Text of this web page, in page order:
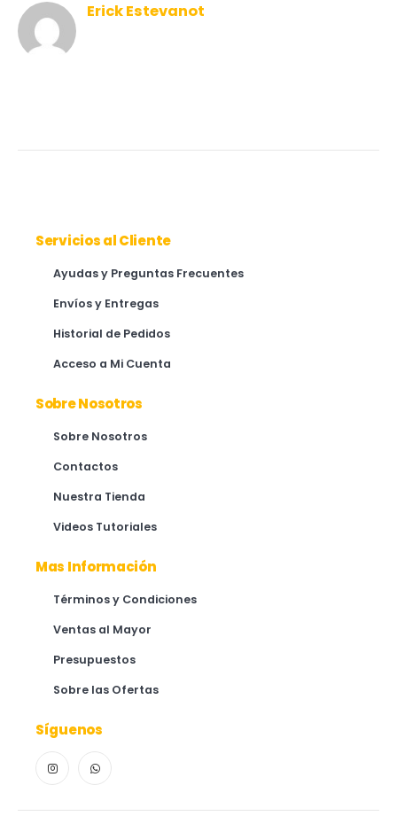
Erick Estevanot
Servicios al Cliente
Ayudas y Preguntas Frecuentes
Envíos y Entregas
Historial de Pedidos
Acceso a Mi Cuenta
Sobre Nosotros
Sobre Nosotros
Contactos
Nuestra Tienda
Videos Tutoriales
Mas Información
Términos y Condiciones
Ventas al Mayor
Presupuestos
Sobre las Ofertas
Síguenos